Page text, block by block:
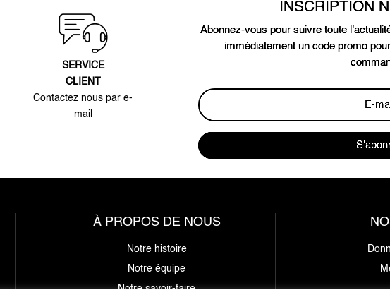
SERVICE
CLIENT
Contactez nous par e-
mail
INSCRIPTION
Abonnez-vous pour suivre toute
immédiatement un code promo
À PROPOS DE NOUS
Notre histoire
Notre équipe
Notre savoir-faire